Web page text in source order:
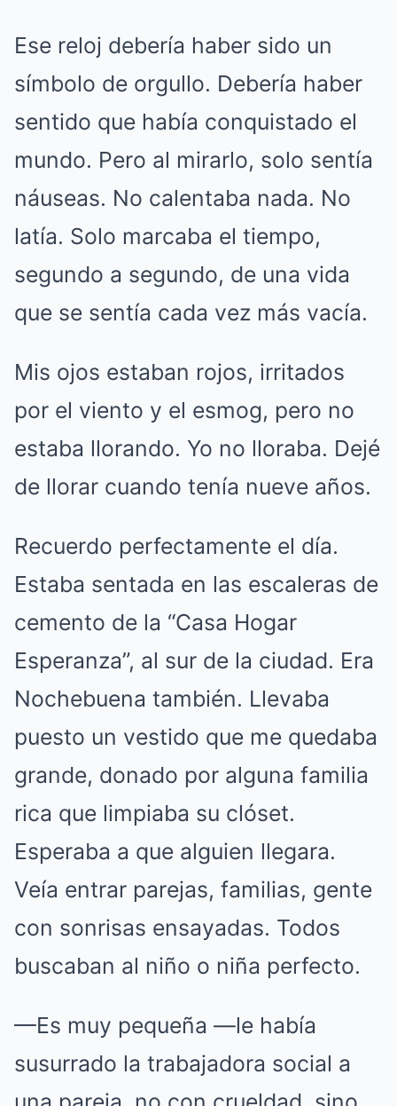
Ese reloj debería haber sido un
símbolo de orgullo. Debería haber
sentido que había conquistado el
mundo. Pero al mirarlo, solo sentía
náuseas. No calentaba nada. No
latía. Solo marcaba el tiempo,
segundo a segundo, de una vida
que se sentía cada vez más vacía.
Mis ojos estaban rojos, irritados
por el viento y el esmog, pero no
estaba llorando. Yo no lloraba. Dejé
de llorar cuando tenía nueve años.
Recuerdo perfectamente el día.
Estaba sentada en las escaleras de
cemento de la “Casa Hogar
Esperanza”, al sur de la ciudad. Era
Nochebuena también. Llevaba
puesto un vestido que me quedaba
grande, donado por alguna familia
rica que limpiaba su clóset.
Esperaba a que alguien llegara.
Veía entrar parejas, familias, gente
con sonrisas ensayadas. Todos
buscaban al niño o niña perfecto.
—Es muy pequeña —le había
susurrado la trabajadora social a